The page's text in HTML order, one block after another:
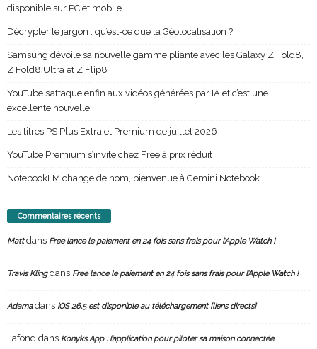
disponible sur PC et mobile
Décrypter le jargon : qu’est-ce que la Géolocalisation ?
Samsung dévoile sa nouvelle gamme pliante avec les Galaxy Z Fold8,
Z Fold8 Ultra et Z Flip8
YouTube s’attaque enfin aux vidéos générées par IA et c’est une
excellente nouvelle
Les titres PS Plus Extra et Premium de juillet 2026
YouTube Premium s’invite chez Free à prix réduit
NotebookLM change de nom, bienvenue à Gemini Notebook !
Commentaires récents
Mattdans Free lance le paiement en 24 fois sans frais pour l’Apple Watch !
Travis Klingdans Free lance le paiement en 24 fois sans frais pour l’Apple Watch !
Adamadans iOS 26.5 est disponible au téléchargement [liens directs]
Lafond dans Konyks App : l’application pour piloter sa maison connectée